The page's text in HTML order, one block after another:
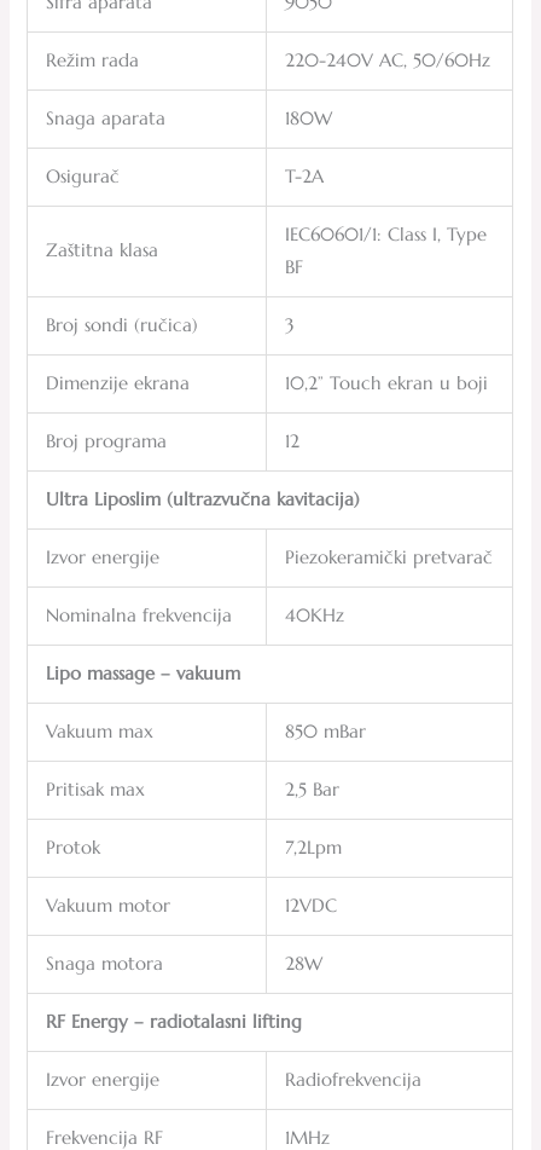
Režim rada 220-240V AC, 50/60Hz
Snaga aparata 180W
Osigurač T-2A
Zaštitna klasa
IEC60601/1: Class I, Type
BF
Broj sondi (ručica) 3
Dimenzije ekrana 10,2” Touch ekran u boji
Broj programa 12
Ultra Liposlim (ultrazvučna kavitacija)
Izvor energije Piezokeramički pretvarač
Nominalna frekvencija 40KHz
Lipo massage – vakuum
Vakuum max 850 mBar
Pritisak max 2,5 Bar
Protok 7,2Lpm
Vakuum motor 12VDC
Snaga motora 28W
RF Energy – radiotalasni lifting
Izvor energije Radiofrekvencija
Frekvencija RF 1MHz